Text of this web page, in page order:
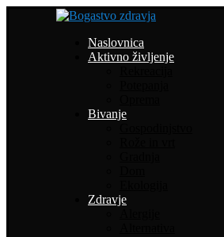
Naslovnica
Aktivno življenje
Bivanje
Zdravje